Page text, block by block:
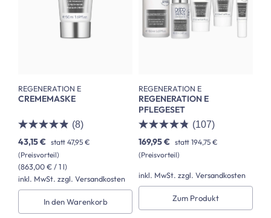
REGENERATION E
CREMEMASKE
(8)
(863,00 € / 1 l)
43,15 € statt 47,95 €
(Preisvorteil)
inkl. MwSt. zzgl. Versandkosten
In den Warenkorb
REGENERATION E
REGENERATION E
PFLEGESET
(107)
169,95 € statt 194,75 €
(Preisvorteil)
inkl. MwSt. zzgl. Versandkosten
Zum Produkt